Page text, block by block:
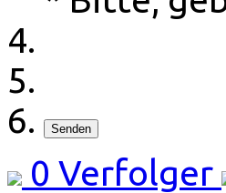
Senden
0 Verfolger